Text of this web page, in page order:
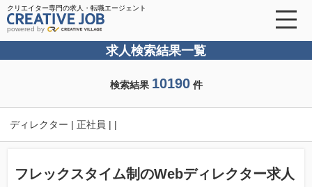
クリエイター専門の求人・転職エージェント
powered by
求人検索結果一覧
検索結果 10190件
ディレクター | 正社員 | |
フレックスタイム制のWebディレクター求人